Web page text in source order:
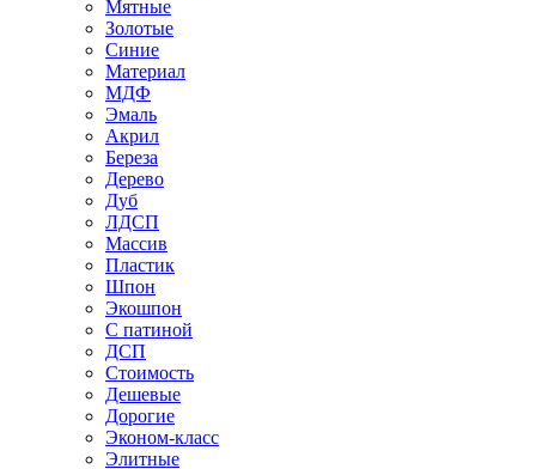
Мятные
Золотые
Синие
Материал
МДФ
Эмаль
Акрил
Береза
Дерево
Дуб
ЛДСП
Массив
Пластик
Шпон
Экошпон
С патиной
ДСП
Стоимость
Дешевые
Дорогие
Эконом-класс
Элитные